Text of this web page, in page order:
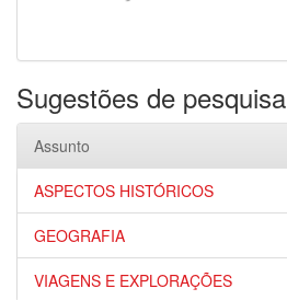
Sugestões de pesquisa
Assunto
ASPECTOS HISTÓRICOS
GEOGRAFIA
VIAGENS E EXPLORAÇÕES